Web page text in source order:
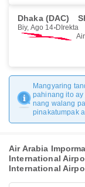
Dhaka (DAC)
Biy, Ago 14 DIrekta
Mangyaring
pahinang ito
nang walang
pinakatumpak
Air Arabia
International
International